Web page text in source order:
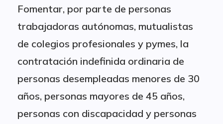
Fomentar, por parte de personas
trabajadoras autónomas, mutualistas
de colegios profesionales y pymes, la
contratación indefinida ordinaria de
personas desempleadas menores de 30
años, personas mayores de 45 años,
personas con discapacidad y personas